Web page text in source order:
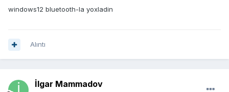
windows12 bluetooth-la yoxladin
Alıntı
İlgar Mammadov